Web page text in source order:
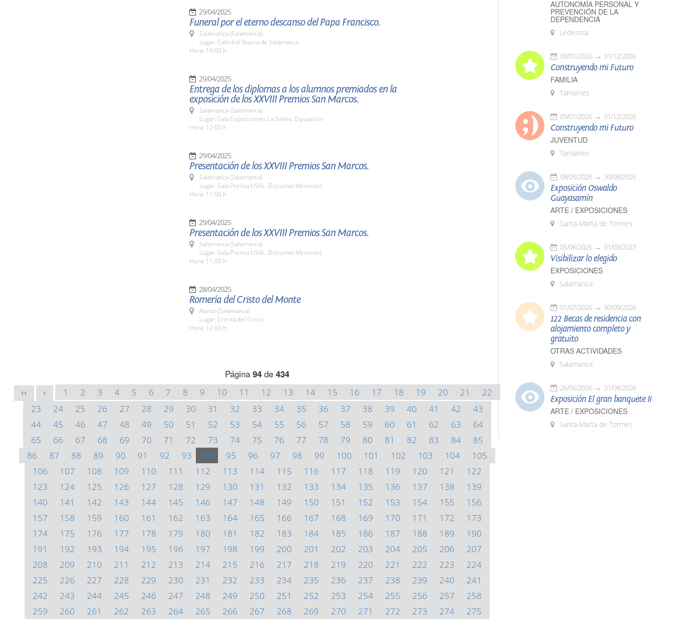
29/04/2025
Funeral por el eterno descanso del Papa Francisco.
Salamanca (Salamanca)
Lugar: Catedral Nueva de Salamanca
Hora: 19:00 h
29/04/2025
Entrega de los diplomas a los alumnos premiados en la
exposición de los XXVIII Premios San Marcos.
Salamanca (Salamanca)
Lugar: Sala Exposiciones La Salina. Diputación
Hora: 12:00 h
29/04/2025
Presentación de los XXVIII Premios San Marcos.
Salamanca (Salamanca)
Lugar: Sala Prensa USAL. (Escuelas Menores)
Hora: 11:00 h
29/04/2025
Presentación de los XXVIII Premios San Marcos.
Salamanca (Salamanca)
Lugar: Sala Prensa USAL. (Escuelas Menores)
Hora: 11:00 h
28/04/2025
Romería del Cristo del Monte
Alaraz (Salamanca)
Lugar: Ermita del Cristo
Hora: 12:00 h.
Página 94 de 434
<< < 1 2 3 4 5 6 7 8 9 10 11 12 13 14 15 16 17 18 19 20 21
22
23
24 25 26 27 28 29 30 31 32 33 34 35 36 37 38 39 40 41 42
43
44
45 46 47 48 49 50 51 52 53 54 55 56 57 58 59 60 61 62 63
64
65
66 67 68 69 70 71 72 73 74 75 76 77 78 79 80 81 82 83 84
85
86
87 88 89 90 91 92 93 94 95 96 97 98 99 100 101 102 103 104
105
106
107 108 109 110 111 112 113 114 115 116 117 118 119 120 121
122
123
124 125 126 127 128 129 130 131 132 133 134 135 136 137 138
139
140
141 142 143 144 145 146 147 148 149 150 151 152 153 154 155
156
157
158 159 160 161 162 163 164 165 166 167 168 169 170 171 172
173
174
175 176 177 178 179 180 181 182 183 184 185 186 187 188 189
190
191
192 193 194 195 196 197 198 199 200 201 202 203 204 205 206
207
208
209 210 211 212 213 214 215 216 217 218 219 220 221 222 223
224
225
226 227 228 229 230 231 232 233 234 235 236 237 238 239 240
241
242
243 244 245 246 247 248 249 250 251 252 253 254 255 256 257
258
259
260 261 262 263 264 265 266 267 268 269 270 271 272 273 274 275
AUTONOMÍA PERSONAL Y
PREVENCIÓN DE LA
DEPENDENCIA
Ledesma
09/01/2026 31/12/2026
Construyendo mi Futuro
FAMILIA
Tamames
09/01/2026 31/12/2026
Construyendo mi Futuro
JUVENTUD
Tamames
08/05/2026 30/08/2026
Exposición Oswaldo
Guayasamín
ARTE / EXPOSICIONES
Santa Marta de Tormes
05/06/2026 31/03/2027
Visibilizar lo elegido
EXPOSICIONES
Salamanca
01/07/2026 30/09/2026
122 Becas de residencia con
alojamiento completo y
gratuito
OTRAS ACTIVIDADES
Salamanca
26/06/2026 31/08/2026
Exposición El gran banquete II
ARTE / EXPOSICIONES
Santa Marta de Tormes